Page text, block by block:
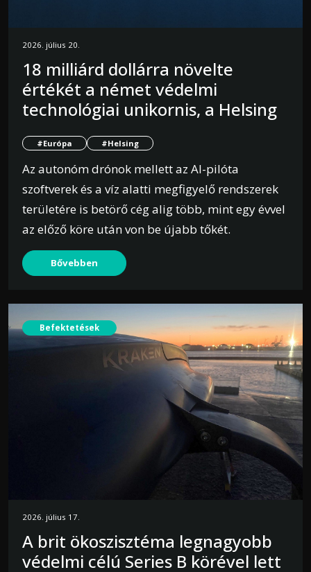
2026. július 20.
18 milliárd dollárra növelte
értékét a német védelmi
technológiai unikornis, a Helsing
#Európa #Helsing
Az autonóm drónok mellett az AI-pilóta
szoftverek és a víz alatti megfigyelő rendszerek
területére is betörő cég alig több, mint egy évvel
az előző köre után von be újabb tőkét.
Bővebben
Befektetések
2026. július 17.
A brit ökoszisztéma legnagyobb
védelmi célú Series B körével lett